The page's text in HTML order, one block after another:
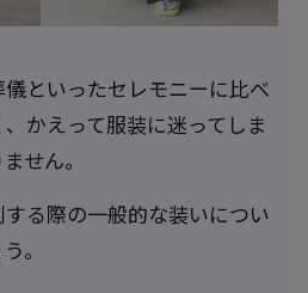
といったセレモニーに比べ
かえって服装に迷ってしま
せん。
る際の一般的な装いについ
。